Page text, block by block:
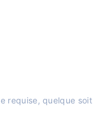
requise, quelque soit